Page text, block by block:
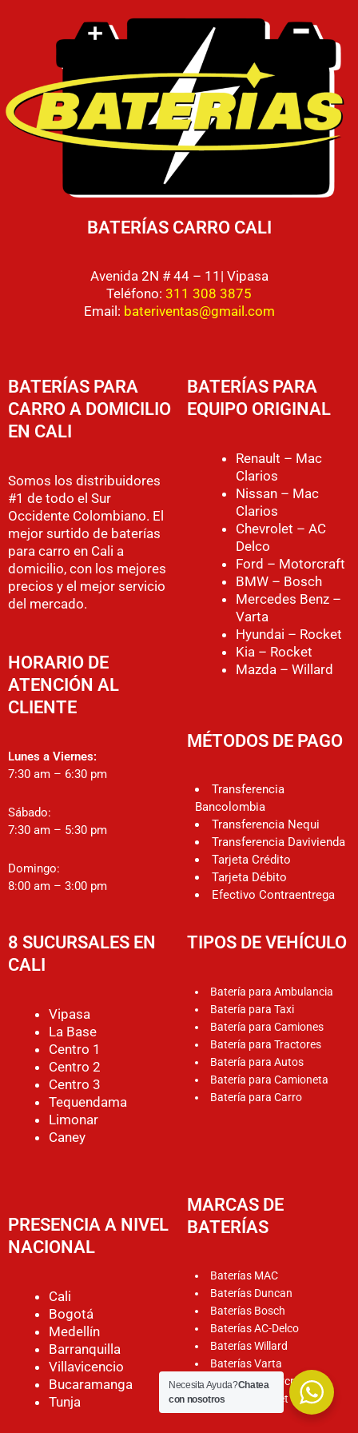
BATERÍAS CARRO CALI
Avenida 2N # 44 – 11| Vipasa
Teléfono: 311 308 3875
Email: bateriventas@gmail.com
BATERÍAS PARA
CARRO A DOMICILIO
EN CALI
Somos los distribuidores
#1 de todo el Sur
Occidente Colombiano. El
mejor surtido de baterías
para carro en Cali a
domicilio, con los mejores
precios y el mejor servicio
del mercado.
HORARIO DE
ATENCIÓN AL
CLIENTE
Lunes a Viernes:
7:30 am – 6:30 pm
Sábado:
7:30 am – 5:30 pm
Domingo:
8:00 am – 3:00 pm
BATERÍAS PARA
EQUIPO ORIGINAL
Renault – Mac
Clarios
Nissan – Mac
Clarios
Chevrolet – AC
Delco
Ford – Motorcraft
BMW – Bosch
Mercedes Benz –
Varta
Hyundai – Rocket
Kia – Rocket
Mazda – Willard
MÉTODOS DE PAGO
Transferencia
Bancolombia
Transferencia Nequi
Transferencia Davivienda
Tarjeta Crédito
Tarjeta Débito
Efectivo Contraentrega
8 SUCURSALES EN
CALI
Vipasa
La Base
Centro 1
Centro 2
Centro 3
Tequendama
Limonar
Caney
PRESENCIA A NIVEL
NACIONAL
Cali
Bogotá
Medellín
Barranquilla
Villavicencio
Bucaramanga
Tunja
TIPOS DE VEHÍCULO
Batería para Ambulancia
Batería para Taxi
Batería para Camiones
Batería para Tractores
Batería para Autos
Batería para Camioneta
Batería para Carro
MARCAS DE
BATERÍAS
Baterías MAC
Baterías Duncan
Baterías Bosch
Baterías AC-Delco
Baterías Willard
Baterías Varta
Baterías Motorcraft
Baterías Rocket
Necesita Ayuda?Chatea
con nosotros